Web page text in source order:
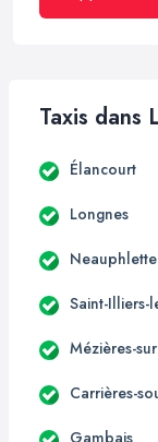
Taxis dans
Élancourt
Longnes
Neauphlette
Saint-Illiers-
Mézières-
Carrières-
Gambais